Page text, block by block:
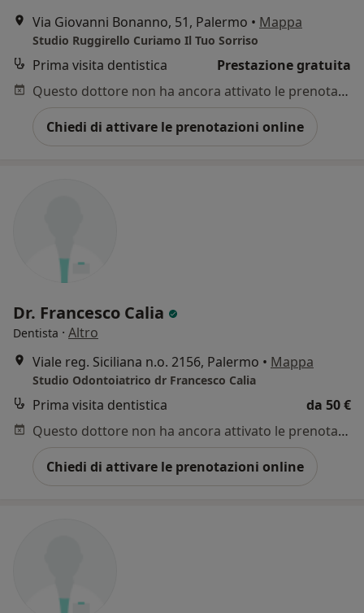
Via Giovanni Bonanno, 51, Palermo • Mappa
Studio Ruggirello Curiamo Il Tuo Sorriso
Prima visita dentistica
Prestazione gratuita
Questo dottore non ha ancora attivato le prenotazioni online presso questo indirizzo.
Chiedi di attivare le prenotazioni online
Dr. Francesco Calia
Dentista · Altro
Viale reg. Siciliana n.o. 2156, Palermo • Mappa
Studio Odontoiatrico dr Francesco Calia
Prima visita dentistica
da 50 €
Questo dottore non ha ancora attivato le prenotazioni online presso questo indirizzo.
Chiedi di attivare le prenotazioni online